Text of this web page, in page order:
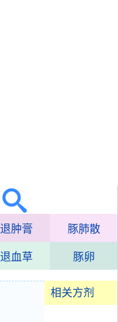
退肿膏 豚肺散
退血草 豚卵
相关方剂